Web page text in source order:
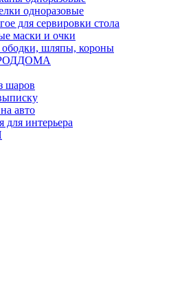
одноразовые
для сервировки стола
маски и очки
ободки, шляпы, короны
шаров
авто
для интерьера